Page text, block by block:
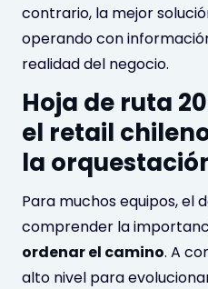
contrario, la mejor
operando con
realidad del negocio.
Hoja de ruta
el retail
la
Para muchos equipos, el
comprender la
ordenar el camino. A
alto nivel para